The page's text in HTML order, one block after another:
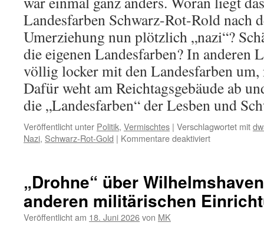
Landesfarben Schwarz-Rot-Rold nach
Umerziehung nun plötzlich „nazi“?
die eigenen Landesfarben? In anderen
völlig locker mit den Landesfarben
Dafür weht am Reichtagsgebäude ab
die „Landesfarben“ der Lesben und
Veröffentlicht unter Politik, Vermischtes | Verschlagwortet mit
Nazi, Schwarz-Rot-Gold | Kommentare deaktiviertfür
Schwarz-
Rot-
Gold
„Drohne“ über
anderen militärischen
Veröffentlicht am 18. Juni 2026von MK